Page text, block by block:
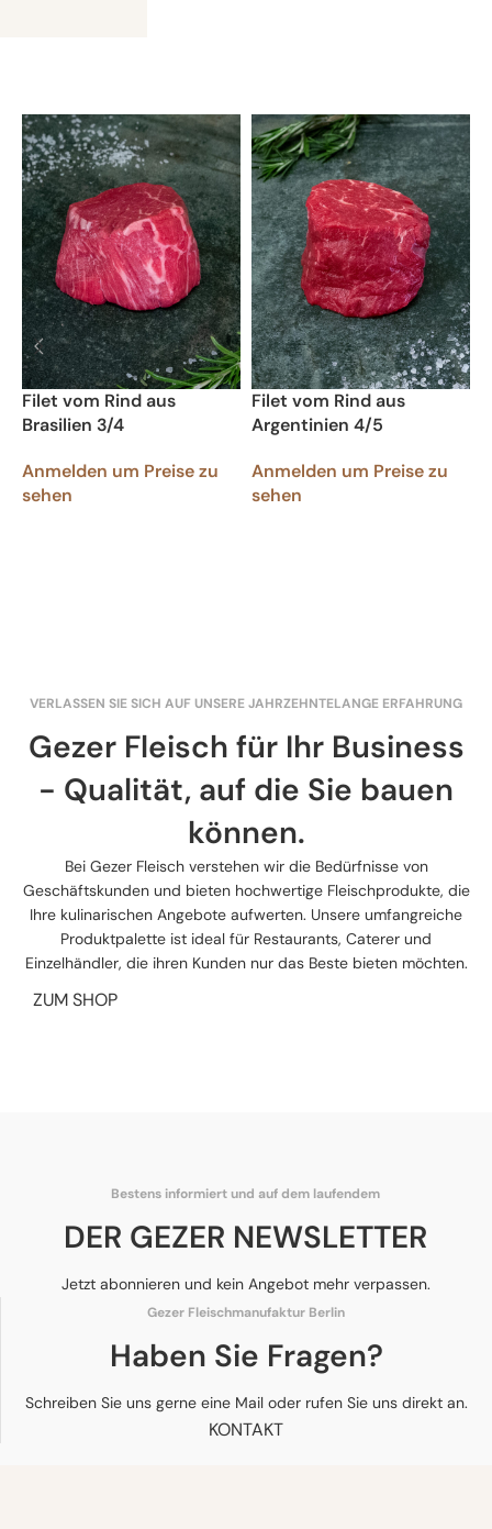
Filet vom Rind aus
Brasilien 3/4
Anmelden um Preise zu
sehen
Filet vom Rind aus
Argentinien 4/5
Anmelden um Preise zu
sehen
VERLASSEN SIE SICH AUF UNSERE JAHRZEHNTELANGE ERFAHRUNG
Gezer Fleisch für Ihr Business
- Qualität, auf die Sie bauen
können.
Bei Gezer Fleisch verstehen wir die Bedürfnisse von
Geschäftskunden und bieten hochwertige Fleischprodukte, die
Ihre kulinarischen Angebote aufwerten. Unsere umfangreiche
Produktpalette ist ideal für Restaurants, Caterer und
Einzelhändler, die ihren Kunden nur das Beste bieten möchten.
ZUM SHOP
Bestens informiert und auf dem laufendem
DER GEZER NEWSLETTER
Jetzt abonnieren und kein Angebot mehr verpassen.
Gezer Fleischmanufaktur Berlin
Haben Sie Fragen?
Schreiben Sie uns gerne eine Mail oder rufen Sie uns direkt an.
KONTAKT